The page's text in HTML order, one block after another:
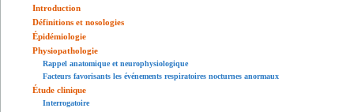
Introduction
Définitions et nosologies
Épidémiologie
Physiopathologie
Rappel anatomique et neurophysiologique
Facteurs favorisants les événements respiratoires nocturnes anormaux
Étude clinique
Interrogatoire